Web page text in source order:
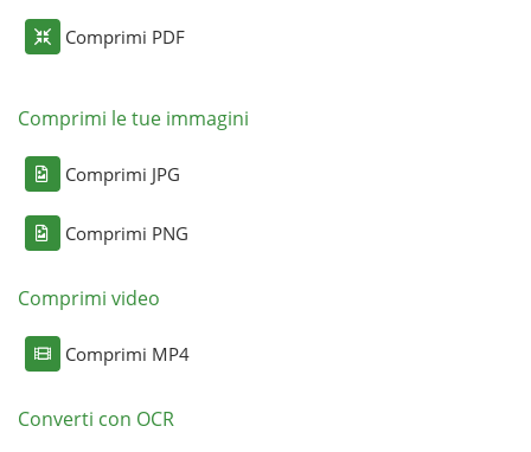
Comprimi PDF
Comprimi le tue immagini
Comprimi JPG
Comprimi PNG
Comprimi video
Comprimi MP4
Converti con OCR